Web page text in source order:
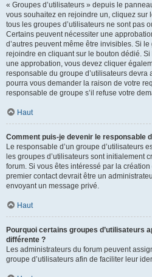
« Groupes d’utilisateurs » depuis le
vous souhaitez en rejoindre un, cliquez sur
tous les groupes d’utilisateurs ne sont pas
Certains peuvent nécessiter une
d’autres peuvent même être invisibles. Si
rejoindre en cliquant sur le bouton dédié.
une approbation, vous devez cliquer
responsable du groupe d’utilisateurs devra
pourra vous demander la raison de votre
responsable de groupe s’il refuse votre
Haut
Comment puis-je devenir le responsable
Le responsable d’un groupe d’utilisateurs
les groupes d’utilisateurs sont initialement
forum. Si vous êtes intéressé par la création
premier contact devrait être un
envoyant un message privé.
Haut
Pourquoi certains groupes d’utilisateurs
différente ?
Les administrateurs du forum peuvent
groupe d’utilisateurs afin de faciliter leur